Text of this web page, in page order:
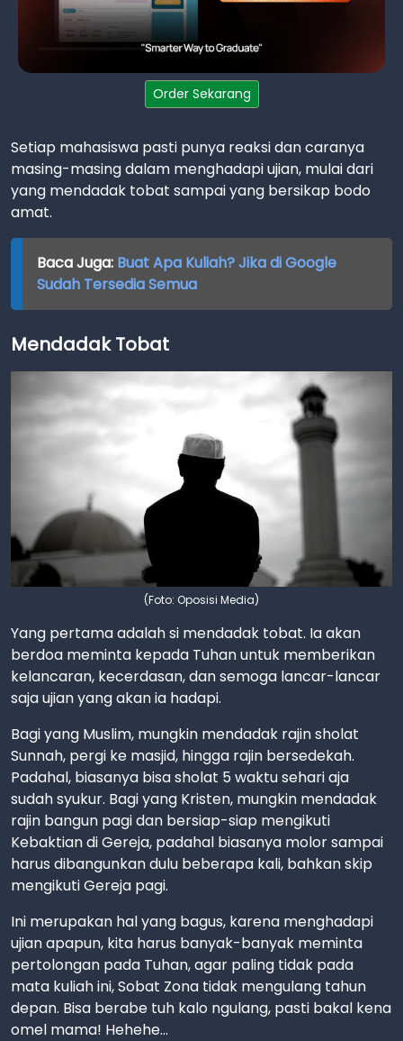
Order Sekarang
Setiap mahasiswa pasti punya reaksi dan caranya
masing-masing dalam menghadapi ujian, mulai dari
yang mendadak tobat sampai yang bersikap bodo
amat.
Baca Juga: Buat Apa Kuliah? Jika di Google
Sudah Tersedia Semua
Mendadak Tobat
(Foto: Oposisi Media)
Yang pertama adalah si mendadak tobat. Ia akan
berdoa meminta kepada Tuhan untuk memberikan
kelancaran, kecerdasan, dan semoga lancar-lancar
saja ujian yang akan ia hadapi.
Bagi yang Muslim, mungkin mendadak rajin sholat
Sunnah, pergi ke masjid, hingga rajin bersedekah.
Padahal, biasanya bisa sholat 5 waktu sehari aja
sudah syukur. Bagi yang Kristen, mungkin mendadak
rajin bangun pagi dan bersiap-siap mengikuti
Kebaktian di Gereja, padahal biasanya molor sampai
harus dibangunkan dulu beberapa kali, bahkan skip
mengikuti Gereja pagi.
Ini merupakan hal yang bagus, karena menghadapi
ujian apapun, kita harus banyak-banyak meminta
pertolongan pada Tuhan, agar paling tidak pada
mata kuliah ini, Sobat Zona tidak mengulang tahun
depan. Bisa berabe tuh kalo ngulang, pasti bakal kena
omel mama! Hehehe...